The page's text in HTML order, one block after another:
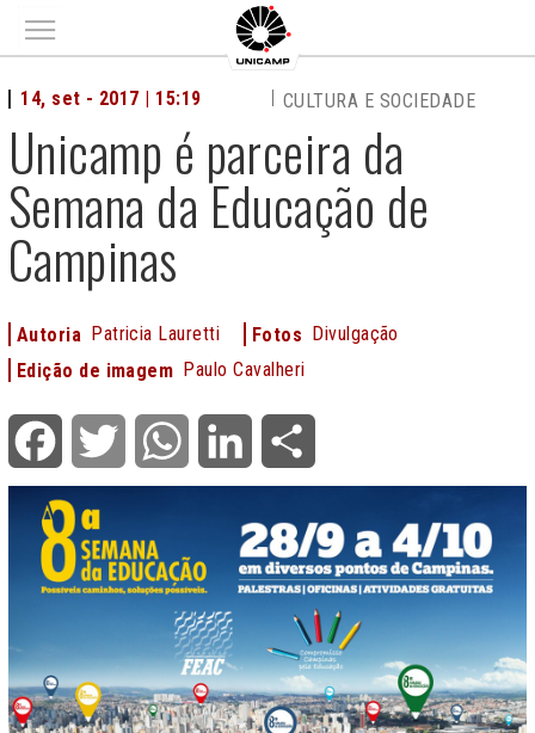
Main menu
Unicamp é parceira da
Semana da Educação de
Campinas
14, set - 2017 | 15:19 CULTURA E SOCIEDADE
Autoria Patricia Lauretti Fotos Divulgação
Edição de imagem Paulo Cavalheri
Facebook Twitter WhatsApp LinkedIn